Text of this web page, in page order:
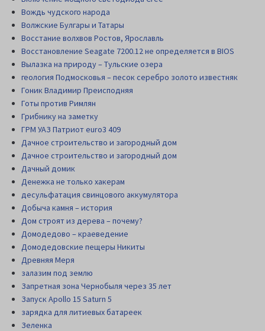
Вождь чудского народа
Волжские Булгары и Татары
Восстание волхвов Ростов, Ярославль
Восстановление Seagate 7200.12 не определяется в BIOS
Вылазка на природу – Тульские озера
геология Подмосковья – песок серебро золото известняк
Гоник Владимир Преисподняя
Готы против Римлян
Грибнику на заметку
ГРМ УАЗ Патриот euro3 409
Дачное строительство и загородный дом
Дачное строительство и загородный дом
Дачный домик
Денежка не только хакерам
десульфатация свинцового аккумулятора
Добыча камня – история
Дом строят из дерева – почему?
Домодедово – краеведение
Домодедовские пещеры Никиты
Древняя Меря
залазим под землю
Запретная зона Чернобыля через 35 лет
Запуск Apollo 15 Saturn 5
зарядка для литиевых батареек
Зеленка